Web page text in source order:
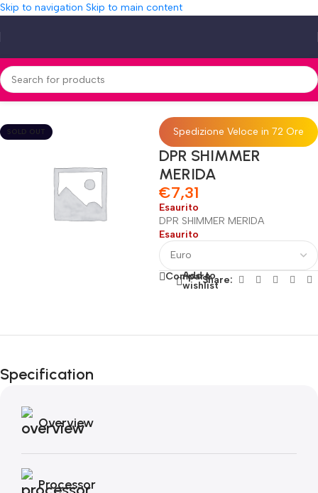
Skip to navigation Skip to main content
Home»Shop»DPR SHIMMER MERIDA
SOLD OUT Spedizione Veloce in 72 Ore
DPR SHIMMER
MERIDA
€7,31
Esaurito
DPR SHIMMER MERIDA
Esaurito
Compare
Add to
wishlistShare:
Fino al 12 Ottobre...
Autunno!
Specification
Overview
Processor